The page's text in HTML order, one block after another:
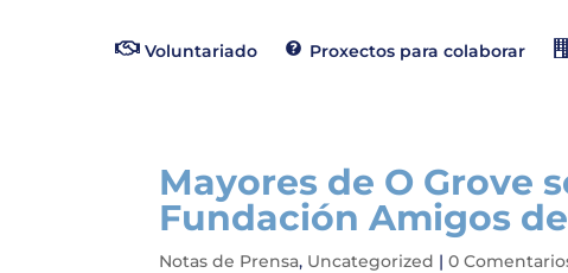
Voluntariado Proxectos para colaborar
Mayores de O Grove
Fundación Amigos
Notas de Prensa, Uncategorized |0